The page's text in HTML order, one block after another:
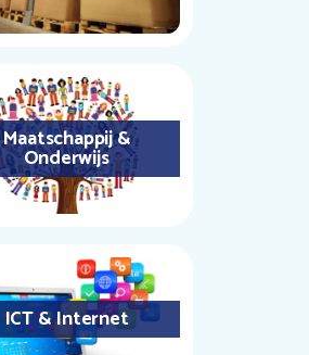
Maatschappij &
Onderwijs
ICT & Internet